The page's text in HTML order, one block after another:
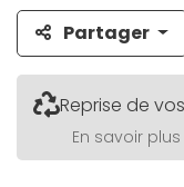
Partager
Reprise de
En savoir plus